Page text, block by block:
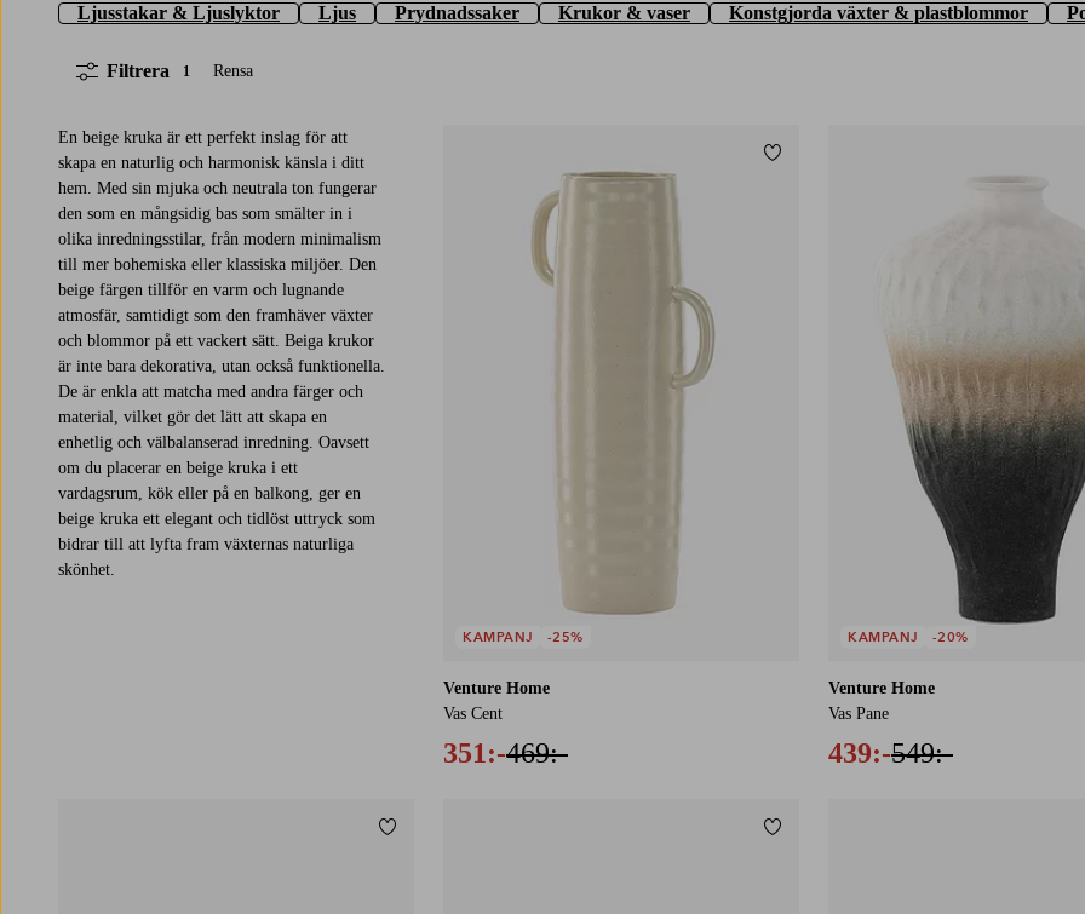
Ljusstakar & Ljuslyktor Ljus Prydnadssaker Krukor & vaser Konstgjorda växter & plastblommor
Filtrera 1 Rensa
En beige kruka är ett perfekt inslag för att
skapa en naturlig och harmonisk känsla i ditt
hem. Med sin mjuka och neutrala ton fungerar
den som en mångsidig bas som smälter in i
olika inredningsstilar, från modern minimalism
till mer bohemiska eller klassiska miljöer. Den
beige färgen tillför en varm och lugnande
atmosfär, samtidigt som den framhäver växter
och blommor på ett vackert sätt. Beiga krukor
är inte bara dekorativa, utan också funktionella.
De är enkla att matcha med andra färger och
material, vilket gör det lätt att skapa en
enhetlig och välbalanserad inredning. Oavsett
om du placerar en beige kruka i ett
vardagsrum, kök eller på en balkong, ger en
beige kruka ett elegant och tidlöst uttryck som
bidrar till att lyfta fram växternas naturliga
skönhet.
Venture Home
Vas Cent
351:-469:-
KAMPANJ -25%
Lägg till i favoriter
Venture Home
Vas Pane
439:-549:-
KAMPANJ -20%
Lägg till i favoriter Lägg till i favoriter